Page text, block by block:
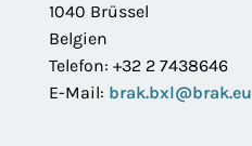
1040 Brüssel
Belgien
Telefon: +32 2 7438646
E-Mail: brak.bxl@brak.eu